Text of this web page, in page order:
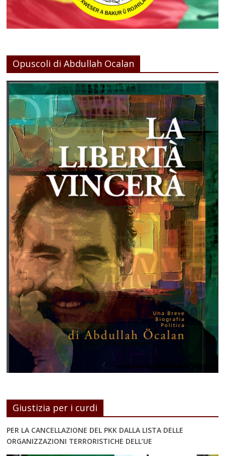
Opuscoli di Abdullah Ocalan
Giustizia per i curdi
PER LA CANCELLAZIONE DEL PKK DALLA LISTA DELLE
ORGANIZZAZIONI TERRORISTICHE DELL’UE